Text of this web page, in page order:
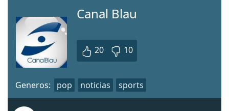
Canal Blau
20 10
Generos: pop noticias sports